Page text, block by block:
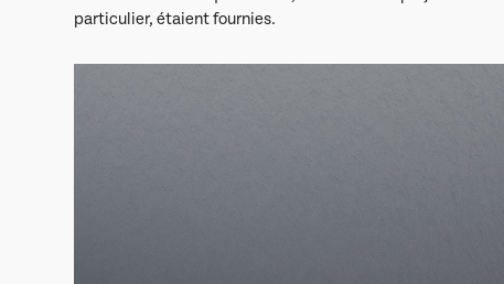
particulier, étaient fournies.